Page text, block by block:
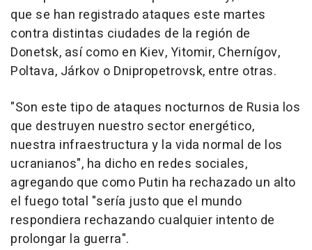
que se han registrado ataques este martes
contra distintas ciudades de la región de
Donetsk, así como en Kiev, Yitomir, Chernígov,
Poltava, Járkov o Dnipropetrovsk, entre otras.
"Son este tipo de ataques nocturnos de Rusia los
que destruyen nuestro sector energético,
nuestra infraestructura y la vida normal de los
ucranianos", ha dicho en redes sociales,
agregando que como Putin ha rechazado un alto
el fuego total "sería justo que el mundo
respondiera rechazando cualquier intento de
prolongar la guerra".